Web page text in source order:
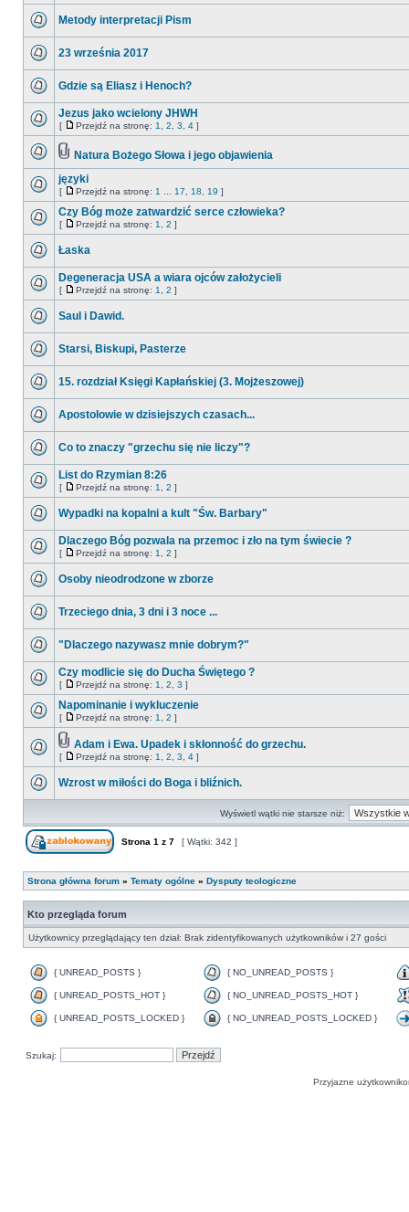
Metody interpretacji Pism
23 września 2017
Gdzie są Eliasz i Henoch?
Jezus jako wcielony JHWH
[ Przejdź na stronę: 1 2 3 4 ]
Natura Bożego Słowa i jego objawienia
języki
[ Przejdź na stronę: 1 17 18 19 ]
Czy Bóg może zatwardzić serce człowieka?
[ Przejdź na stronę: 1 2 ]
Łaska
Degeneracja USA a wiara ojców założycieli
[ Przejdź na stronę: 1 2 ]
Saul i Dawid.
Starsi, Biskupi, Pasterze
15. rozdział Księgi Kapłańskiej (3. Mojżeszowej)
Apostolowie w dzisiejszych czasach...
Co to znaczy "grzechu się nie liczy"?
List do Rzymian 8:26
[ Przejdź na stronę: 1 2 ]
Wypadki na kopalni a kult "Św. Barbary"
Dlaczego Bóg pozwala na przemoc i zło na tym świecie ?
[ Przejdź na stronę: 1 2 ]
Osoby nieodrodzone w zborze
Trzeciego dnia, 3 dni i 3 noce ...
"Dlaczego nazywasz mnie dobrym?"
Czy modlicie się do Ducha Świętego ?
[ Przejdź na stronę: 1 2 3 ]
Napominanie i wykluczenie
[ Przejdź na stronę: 1 2 ]
Adam i Ewa. Upadek i skłonność do grzechu.
[ Przejdź na stronę: 1 2 3 4 ]
Wzrost w miłości do Boga i bliźnich.
Wyświetl wątki nie starsze niż:
Strona 1 z 7 [ Wątki: 342 ]
Strona główna forum » Tematy ogólne » Dysputy teologiczne
Kto przegląda forum
Użytkownicy przeglądający ten dział: Brak zidentyfikowanych użytkowników i 27 gości
{ UNREAD_POSTS } { NO_UNREAD_POSTS }
{ UNREAD_POSTS_HOT } { NO_UNREAD_POSTS_HOT }
{ UNREAD_POSTS_LOCKED } { NO_UNREAD_POSTS_LOCKED }
Szukaj:
Przyjazne